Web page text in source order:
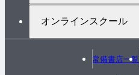
オンラインスクール
常備書店一覧